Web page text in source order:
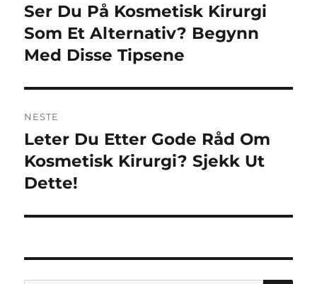
Forrige
innlegg:
Ser Du På Kosmetisk Kirurgi
Som Et Alternativ? Begynn
Med Disse Tipsene
NESTE
Neste
innlegg:
Leter Du Etter Gode Råd Om
Kosmetisk Kirurgi? Sjekk Ut
Dette!